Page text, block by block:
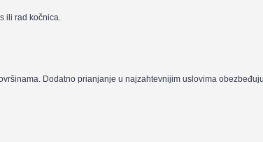
ili rad kočnica.
Dodatno prianjanje u najzahtevnijim uslovima